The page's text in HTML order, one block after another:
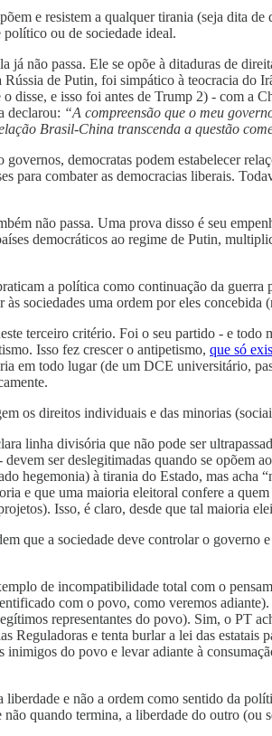
e resistem a qualquer tirania (seja dita
ou de sociedade ideal.
não passa. Ele se opõe à ditaduras de
de Putin, foi simpático à teocracia do
disse, e isso foi antes de Trump 2) - com a
declarou: “A compreensão que o meu
Brasil-China transcenda a questão
democratas podem estabelecer
para combater as democracias liberais.
não passa. Uma prova disso é seu
democráticos ao regime de Putin,
a política como continuação da
sociedades uma ordem por eles
terceiro critério. Foi o seu partido - e
Isso fez crescer o antipetismo, que só
em todo lugar (de um DCE universitário,
os direitos individuais e das minorias
linha divisória que não pode ser
ser deslegitimadas quando se opõem
hegemonia) à tirania do Estado, mas
e que uma maioria eleitoral confere a
Isso, é claro, desde que tal maioria
que a sociedade deve controlar o
de incompatibilidade total com o
com o povo, como veremos
representantes do povo). Sim, o PT
Reguladoras e tenta burlar a lei das
inimigos do povo e levar adiante à
liberdade e não a ordem como sentido da
não quando termina, a liberdade do outro (ou